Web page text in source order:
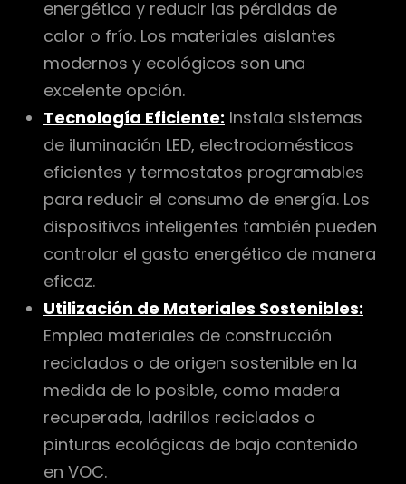
energética y reducir las pérdidas de
calor o frío. Los materiales aislantes
modernos y ecológicos son una
excelente opción.
Tecnología Eficiente: Instala sistemas
de iluminación LED, electrodomésticos
eficientes y termostatos programables
para reducir el consumo de energía. Los
dispositivos inteligentes también pueden
controlar el gasto energético de manera
eficaz.
Utilización de Materiales Sostenibles:
Emplea materiales de construcción
reciclados o de origen sostenible en la
medida de lo posible, como madera
recuperada, ladrillos reciclados o
pinturas ecológicas de bajo contenido
en VOC.